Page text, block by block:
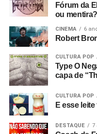
Fórum da
ou mentira?
CINEMA 6
Robert
CULTURA POP
Type O
capa de
CULTURA POP
E esse
DESTAQUE 7